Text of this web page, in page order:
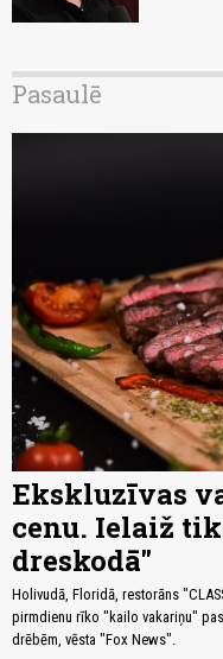
Pasaulē
Ekskluzīvas
cenu. Ielaiž
dreskodā"
Holivudā, Floridā, restorāns
pirmdienu rīko "kailo vakariņu"
drēbēm, vēsta "Fox News".